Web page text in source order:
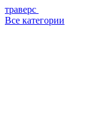
траверс
Все категории